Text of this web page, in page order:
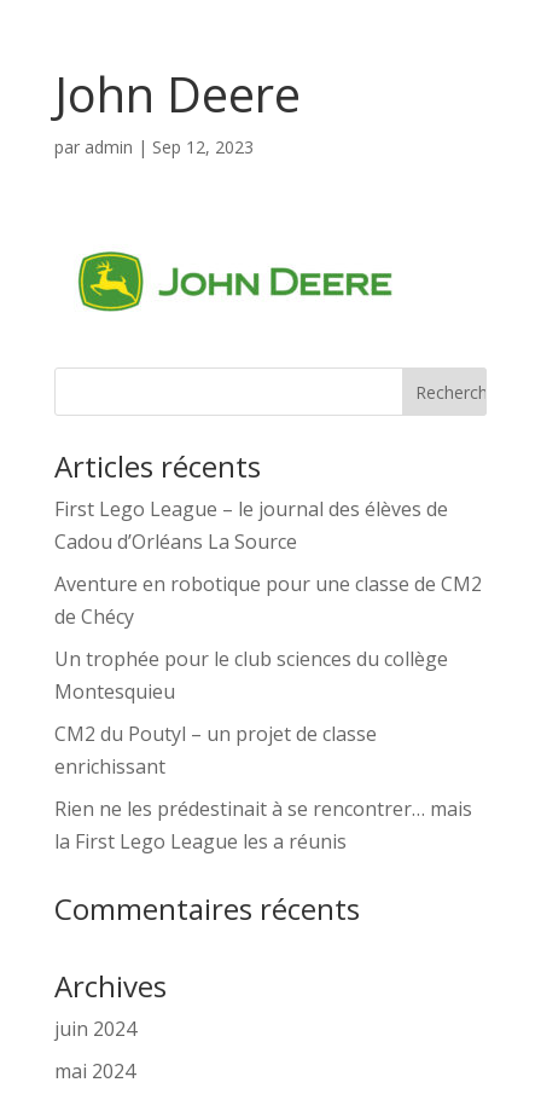
John Deere
par admin | Sep 12, 2023
Articles récents
First Lego League – le journal des élèves de
Cadou d’Orléans La Source
Aventure en robotique pour une classe de CM2
de Chécy
Un trophée pour le club sciences du collège
Montesquieu
CM2 du Poutyl – un projet de classe
enrichissant
Rien ne les prédestinait à se rencontrer… mais
la First Lego League les a réunis
Commentaires récents
Archives
juin 2024
mai 2024